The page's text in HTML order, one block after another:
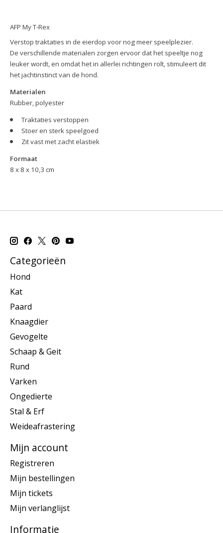
AFP My T-Rex
Verstop traktaties in de eierdop voor nog meer speelplezier.
De verschillende materialen zorgen ervoor dat het speeltje nog
leuker wordt, en omdat het in allerlei richtingen rolt, stimuleert dit
het jachtinstinct van de hond.
Materialen
Rubber, polyester
Traktaties verstoppen
Stoer en sterk speelgoed
Zit vast met zacht elastiek
Formaat
8 x 8 x 10,3 cm
Categorieën
Hond
Kat
Paard
Knaagdier
Gevogelte
Schaap & Geit
Rund
Varken
Ongedierte
Stal & Erf
Weideafrastering
Mijn account
Registreren
Mijn bestellingen
Mijn tickets
Mijn verlanglijst
Informatie